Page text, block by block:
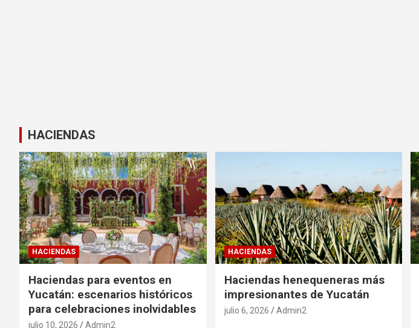
HACIENDAS
HACIENDAS
Haciendas para eventos en
Yucatán: escenarios históricos
para celebraciones inolvidables
julio 10, 2026 Admin2
HACIENDAS
Haciendas henequeneras más
impresionantes de Yucatán
julio 6, 2026 Admin2